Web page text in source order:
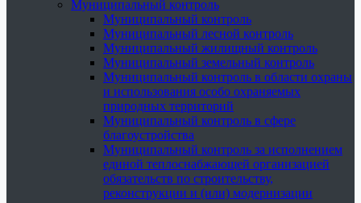
Муниципальный контроль
Муниципальный контроль
Муниципальный лесной контроль
Муниципальный жилищный контроль
Муниципальный земельный контроль
Муниципальный контроль в области охраны
и использования особо охраняемых
природных территорий
Муниципальный контроль в сфере
благоустройства
Муниципальный контроль за исполнением
единой теплоснабжающей организацией
обязательств по строительству,
реконструкции и (или) модернизации